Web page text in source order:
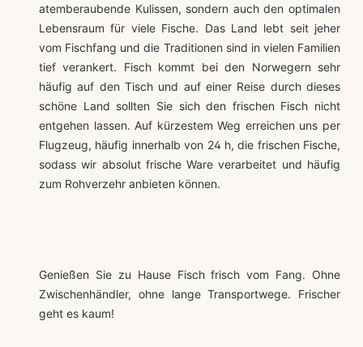
atemberaubende Kulissen, sondern auch den optimalen
Lebensraum für viele Fische. Das Land lebt seit jeher
vom Fischfang und die Traditionen sind in vielen Familien
tief verankert. Fisch kommt bei den Norwegern sehr
häufig auf den Tisch und auf einer Reise durch dieses
schöne Land sollten Sie sich den frischen Fisch nicht
entgehen lassen. Auf kürzestem Weg erreichen uns per
Flugzeug, häufig innerhalb von 24 h, die frischen Fische,
sodass wir absolut frische Ware verarbeitet und häufig
zum Rohverzehr anbieten können.
Genießen Sie zu Hause Fisch frisch vom Fang. Ohne
Zwischenhändler, ohne lange Transportwege. Frischer
geht es kaum!